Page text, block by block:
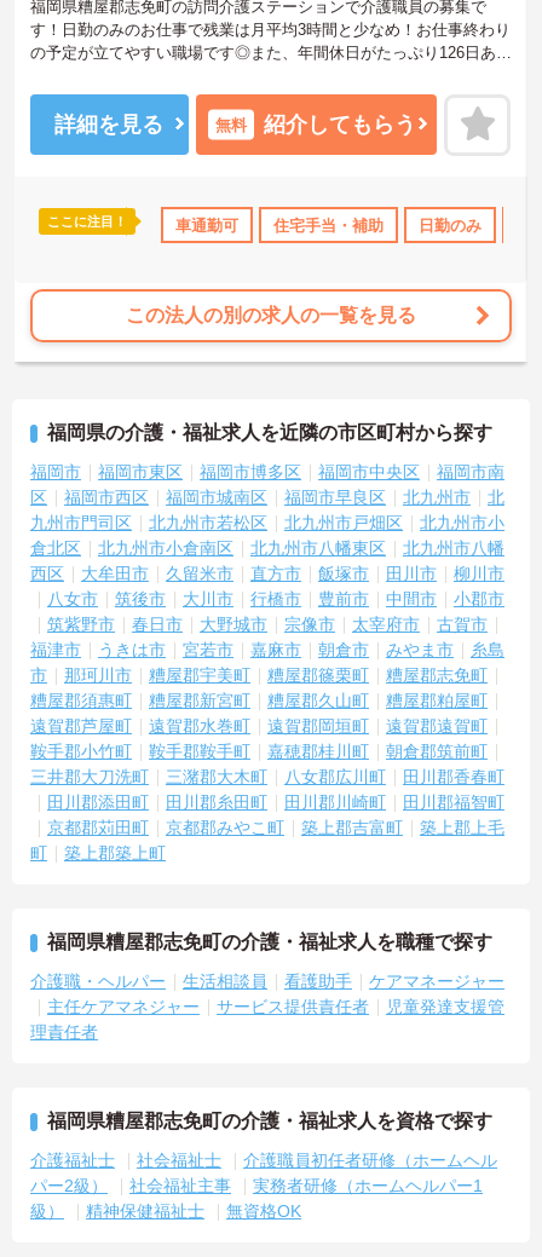
日勤のみ 年間休日110日以上 オープニングスタッフ募集
福岡県糟屋郡志免町の訪問介護ステーションで介護職員の募集で
す！日勤のみのお仕事で残業は月平均3時間と少なめ！お仕事終わり
の予定が立てやすい職場です◎また、年間休日がたっぷり126日ある
した各種手当に加え、昇給や計3.00ヵ月分の賞与実績があるので待
遇面もばっちり！あなたの頑張りがしっかり評価されます♪ご興味の
ある方は面接ポイントをお伝えしますので、お気軽にご相談くださ
詳細を見る 無料 紹介してもらう
ここに注目！ 車通勤可 住宅手当・補助 日勤のみ
この法人の別の求人の一覧を見る
福岡県の介護・福祉求人を近隣の市区町村から探す
福岡市 福岡市東区 福岡市博多区 福岡市中央区
福岡市南
区
福岡市西区 福岡市城南区 福岡市早良区 北九州市
北
九州市門司区
北九州市若松区 北九州市戸畑区
北九州市小
倉北区
北九州市小倉南区 北九州市八幡東区
北九州市八幡
西区
大牟田市 久留米市 直方市 飯塚市 田川市
柳川市
八女市
筑後市 大川市 行橋市 豊前市 中間市
小郡市
筑紫野市
春日市 大野城市 宗像市 太宰府市
古賀市
福津市
うきは市 宮若市 嘉麻市 朝倉市 みやま市
糸島
市
那珂川市 糟屋郡宇美町 糟屋郡篠栗町
糟屋郡志免町
糟屋郡須惠町
糟屋郡新宮町 糟屋郡久山町
糟屋郡粕屋町
遠賀郡芦屋町
遠賀郡水巻町 遠賀郡岡垣町
遠賀郡遠賀町
鞍手郡小竹町
鞍手郡鞍手町 嘉穂郡桂川町
朝倉郡筑前町
三井郡大刀洗町
三潴郡大木町 八女郡広川町
田川郡香春町
田川郡添田町
田川郡糸田町 田川郡川崎町
田川郡福智町
京都郡苅田町
京都郡みやこ町 築上郡吉富町
築上郡上毛
町
築上郡築上町
福岡県糟屋郡志免町の介護・福祉求人を職種で探す
介護職・ヘルパー 生活相談員 看護助手
ケアマネージャー
主任ケアマネジャー
サービス提供責任者
児童発達支援管
理責任者
福岡県糟屋郡志免町の介護・福祉求人を資格で探す
介護福祉士 社会福祉士
介護職員初任者研修（ホームヘル
パー2級）
社会福祉主事
実務者研修（ホームヘルパー1
級）
精神保健福祉士 無資格OK